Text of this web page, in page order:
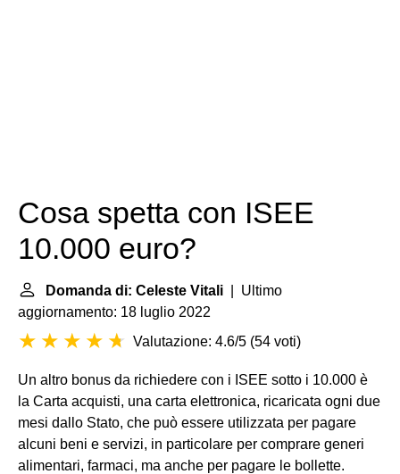
Cosa spetta con ISEE
10.000 euro?
Domanda di: Celeste Vitali | Ultimo
aggiornamento: 18 luglio 2022
Valutazione: 4.6/5 (54 voti)
Un altro bonus da richiedere con i ISEE sotto i 10.000 è
la Carta acquisti, una carta elettronica, ricaricata ogni due
mesi dallo Stato, che può essere utilizzata per pagare
alcuni beni e servizi, in particolare per comprare generi
alimentari, farmaci, ma anche per pagare le bollette.